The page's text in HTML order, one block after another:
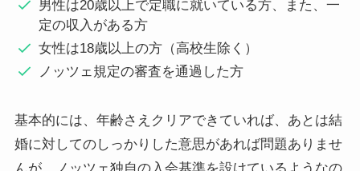
男性は20歳以上で定職に就いている方、また、一
定の収入がある方
女性は18歳以上の方（高校生除く）
ノッツェ規定の審査を通過した方
基本的には、年齢さえクリアできていれば、あとは結
婚に対してのしっかりした意思があれば問題ありませ